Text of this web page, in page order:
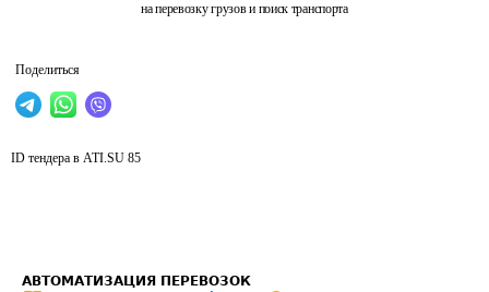
на перевозку грузов и поиск транспорта
Поделиться
ID тендера в ATI.SU 85
АВТОМАТИЗАЦИЯ ПЕРЕВОЗОК